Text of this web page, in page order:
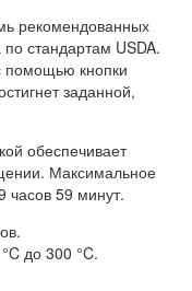
рекомендованных
стандартам USDA.
помощью кнопки
заданной,
обеспечивает
Максимальное
часов 59 минут.
до 300 °C.